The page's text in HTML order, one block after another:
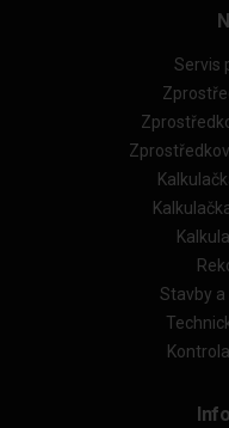
Servis
Stavby